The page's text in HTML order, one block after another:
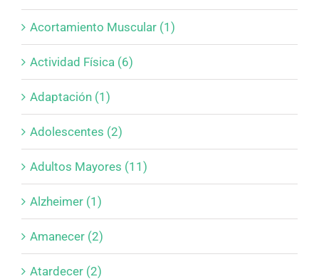
Acortamiento Muscular (1)
Actividad Física (6)
Adaptación (1)
Adolescentes (2)
Adultos Mayores (11)
Alzheimer (1)
Amanecer (2)
Atardecer (2)